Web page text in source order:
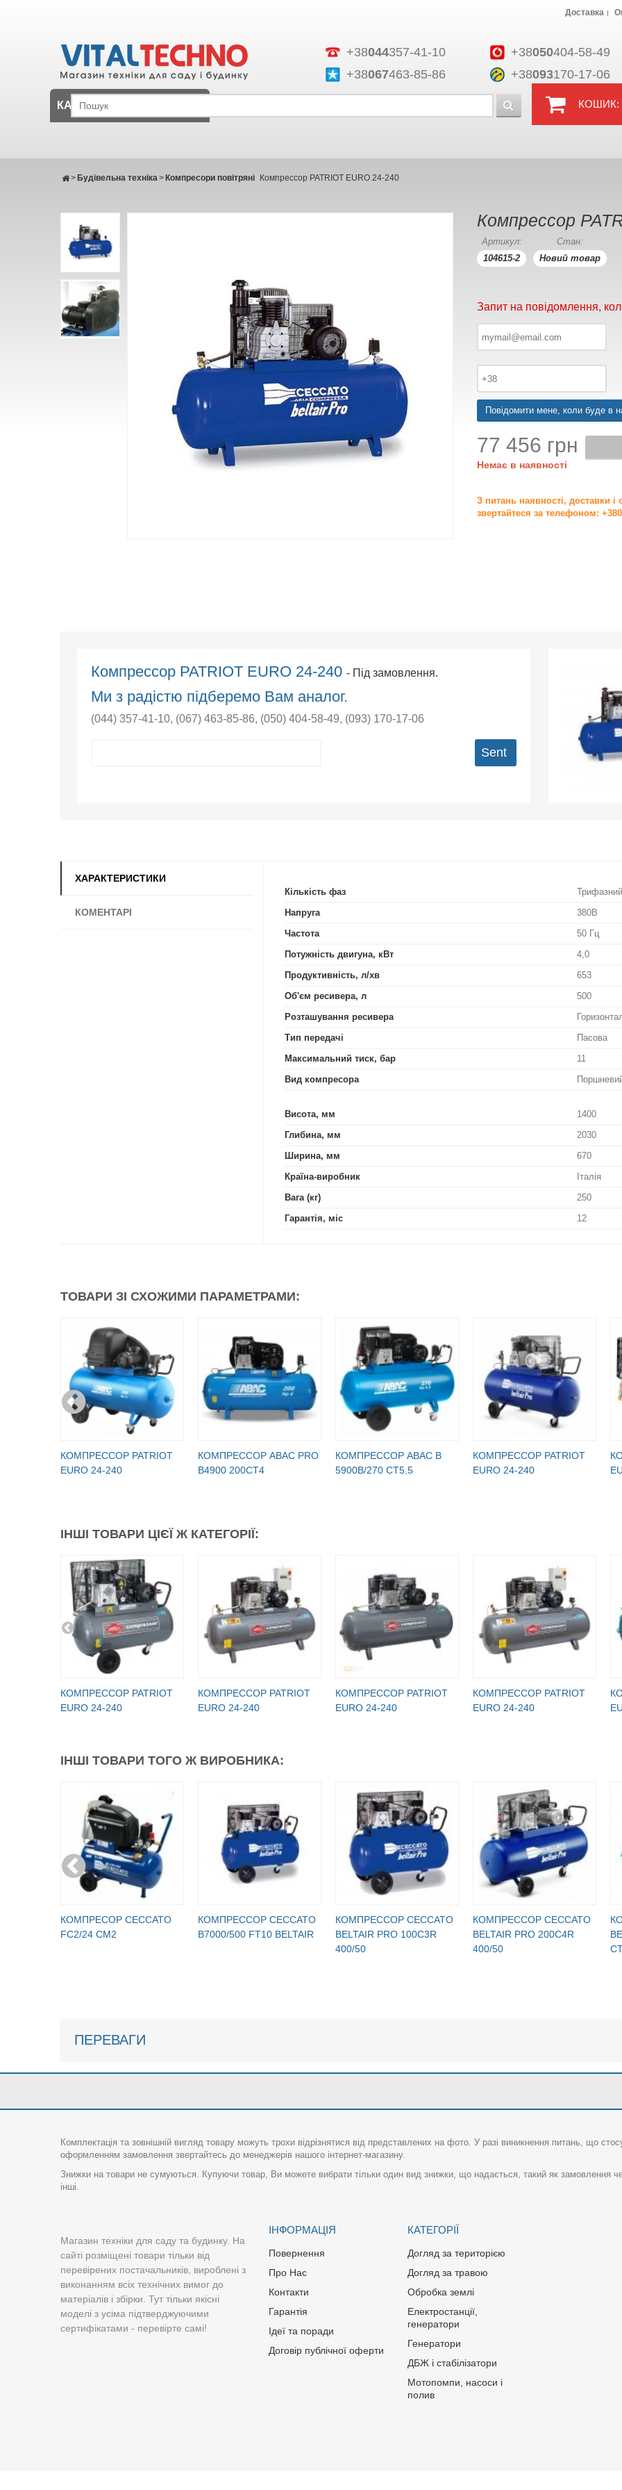
+38044357-41-10 +38050404-58-49
+38067463-85-86 +38093170-17-06
Доставка
КОШИК:
КАТАЛОГ
Будівельна техніка
> Компресори повітряні
> Компрессор PATRIOT EURO 24-240
Компрессор
Артикул:
104615-2
Стан:
Новий товар
Запит на повідомлення,
Повідомити мене, коли буде в
77 456 грн
Немає в наявності
З питань наявності, доставки і
звертайтеся за телефоном:
Компрессор PATRIOT EURO 24-240- Під замовлення.
Ми з радістю підберемо Вам аналог.
(044) 357-41-10, (067) 463-85-86, (050) 404-58-49, (093) 170-17-06
Sent
ХАРАКТЕРИСТИКИ
КОМЕНТАРІ
Кількість фаз
Трифазний
Напруга
380В
Частота
50 Гц
Потужність двигуна, кВт
4,0
Продуктивність, л/хв
653
Об'єм ресивера, л
500
Розташування ресивера
Тип передачі
Пасова
Максимальний тиск, бар
11
Вид компресора
Висота, мм
1400
Глибина, мм
2030
Ширина, мм
670
Країна-виробник
Італія
Вага (кг)
250
Гарантія, міс
12
ТОВАРИ ЗІ СХОЖИМИ ПАРАМЕТРАМИ:
КОМПРЕССОР PATRIOT
EURO 24-240
КОМПРЕССОР ABAC PRO
B4900 200CT4
КОМПРЕССОР ABAC B
5900B/270 CT5.5
КОМПРЕССОР PATRIOT
EURO 24-240
ІНШІ ТОВАРИ ЦІЄЇ Ж КАТЕГОРІЇ:
КОМПРЕССОР PATRIOT
EURO 24-240
КОМПРЕССОР PATRIOT
EURO 24-240
КОМПРЕССОР PATRIOT
EURO 24-240
КОМПРЕССОР PATRIOT
EURO 24-240
ІНШІ ТОВАРИ ТОГО Ж ВИРОБНИКА:
КОМПРЕСОР CECCATO
FC2/24 CM2
КОМПРЕССОР CECCATO
B7000/500 FT10 BELTAIR
КОМПРЕССОР CECCATO
BELTAIR PRO 100C3R
400/50
КОМПРЕССОР CECCATO
BELTAIR PRO 200C4R
400/50
ПЕРЕВАГИ
Комплектація та зовнішній вигляд товару можуть трохи відрізнятися від представлених на фото. У разі виникнення питань, що
оформленням замовлення звертайтесь до менеджерів нашого інтернет-магазину.
Знижки на товари не сумуються. Купуючи товар, Ви можете вибрати тільки один вид знижки, що надається, такий як замовлення
інші.
Магазин техніки для саду та будинку. На
сайті розміщені товари тільки від
перевірених постачальників, вироблені з
виконанням всіх технічних вимог до
матеріалів і збірки. Тут тільки якісні
моделі з усіма підтверджуючими
сертифікатами - перевірте самі!
ІНФОРМАЦІЯ
Повернення
Про Нас
Контакти
Гарантія
Ідеї та поради
Договір публічної оферти
КАТЕГОРІЇ
Догляд за територією
Догляд за травою
Обробка землі
Електростанції,
генератори
Генератори
ДБЖ і стабілізатори
Мотопомпи, насоси і
полив